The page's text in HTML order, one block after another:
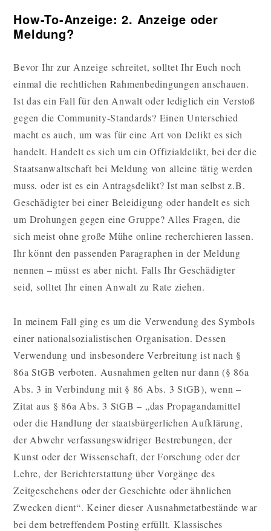
How-To-Anzeige: 2. Anzeige oder
Meldung?
Bevor Ihr zur Anzeige schreitet, solltet Ihr Euch noch
einmal die rechtlichen Rahmenbedingungen anschauen.
Ist das ein Fall für den Anwalt oder lediglich ein Verstoß
gegen die Community-Standards? Einen Unterschied
macht es auch, um was für eine Art von Delikt es sich
handelt. Handelt es sich um ein Offizialdelikt, bei der die
Staatsanwaltschaft bei Meldung von alleine tätig werden
muss, oder ist es ein Antragsdelikt? Ist man selbst z.B.
Geschädigter bei einer Beleidigung oder handelt es sich
um Drohungen gegen eine Gruppe? Alles Fragen, die
sich meist ohne große Mühe online recherchieren lassen.
Ihr könnt den passenden Paragraphen in der Meldung
nennen – müsst es aber nicht. Falls Ihr Geschädigter
seid, solltet Ihr einen Anwalt zu Rate ziehen.
In meinem Fall ging es um die Verwendung des Symbols
einer nationalsozialistischen Organisation. Dessen
Verwendung und insbesondere Verbreitung ist nach §
86a StGB verboten. Ausnahmen gelten nur dann (§ 86a
Abs. 3 in Verbindung mit § 86 Abs. 3 StGB), wenn –
Zitat aus § 86a Abs. 3 StGB – „das Propagandamittel
oder die Handlung der staatsbürgerlichen Aufklärung,
der Abwehr verfassungswidriger Bestrebungen, der
Kunst oder der Wissenschaft, der Forschung oder der
Lehre, der Berichterstattung über Vorgänge des
Zeitgeschehens oder der Geschichte oder ähnlichen
Zwecken dient“. Keiner dieser Ausnahmetatbestände war
bei dem betreffendem Posting erfüllt. Klassisches